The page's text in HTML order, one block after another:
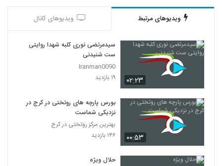
ویدیوهای مرتبط ویدیوهای کانال
۰۲:۲۳
سیدمرتضی نوری کلبه شهدا روایتی
ست شنیدنی
Iranman0090
۱۹ بازدید
۰۰:۵۳
بورس پارچه های روتختی در کرج در
نزدیکی شماست
بهترین مرکز روتختی در کرج
۱۴۶ بازدید
حلال ویژه